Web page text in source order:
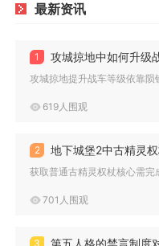
最新资讯
1 攻城掠地中如何升级
619人围观
2 地下城堡2中古精灵
701人围观
3 第五人格的禁言制度